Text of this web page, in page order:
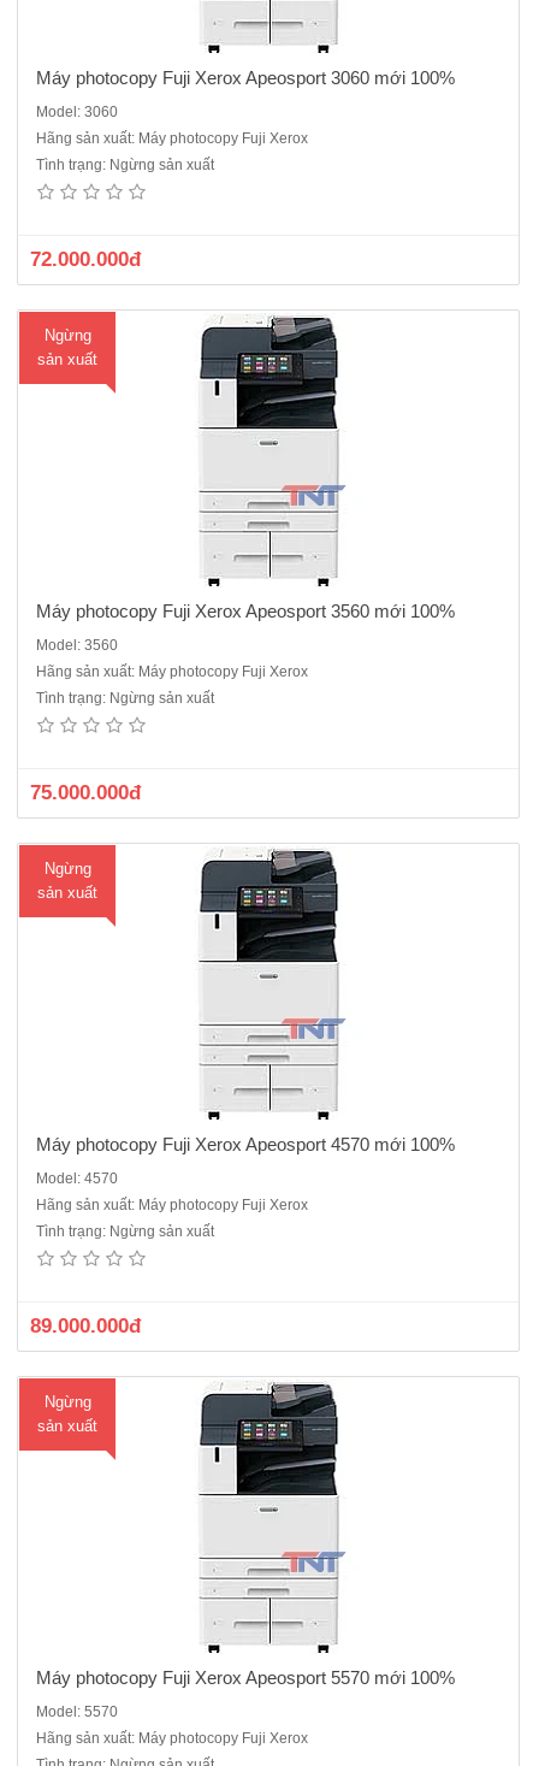
Máy photocopy Fuji Xerox Apeosport 3060 mới 100%
Model: 3060
Hãng sản xuất: Máy photocopy Fuji Xerox
Tình trạng: Ngừng sản xuất
72.000.000đ
Ngừng
sản xuất
Máy photocopy Fuji Xerox Apeosport 3560 -Chức năng chính:
Photocopy /in/scan -Tốc độ copy liên tục : 35 trang/phút - Bộ nhớ :
4GB (tối đa)- Dung lượng thiết bị lưu trữ : SSD 128GB - Màn hình cảm
Máy photocopy Fuji Xerox Apeosport 3560 mới 100%
Model: 3560
Hãng sản xuất: Máy photocopy Fuji Xerox
Tình trạng: Ngừng sản xuất
75.000.000đ
Ngừng
sản xuất
Máy photocopy Fuji Xerox Apeosport 4570 mới 100%Chức năng Copy
:-Tốc độ copy liên tục : 45 trang/phút- Bộ nhớ : 4GB (tối đa)- Dung
lượng thiết bị lưu trữ : SSD 128GB - Màn hình cảm ứng màu chạm tay
Máy photocopy Fuji Xerox Apeosport 4570 mới 100%
Model: 4570
Hãng sản xuất: Máy photocopy Fuji Xerox
Tình trạng: Ngừng sản xuất
89.000.000đ
Ngừng
sản xuất
Máy photocopy Fuji Xerox Apeosport 5570 - Hàng chính hãng mới
100%Chức năng Copy :-Tốc độ copy liên tục : 55 trang/phút- Bộ nhớ :
4GB (tối đa)- Dung lượng thiết bị lưu trữ : SSD 128GB - Màn hình cảm
Máy photocopy Fuji Xerox Apeosport 5570 mới 100%
Model: 5570
Hãng sản xuất: Máy photocopy Fuji Xerox
Máy FujiFilm Apeos 2150 NDA Mới 100% ( SP bán chạy)Sản phẩm